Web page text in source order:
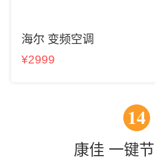
海尔 变频空调
¥2999
14
康佳 一键